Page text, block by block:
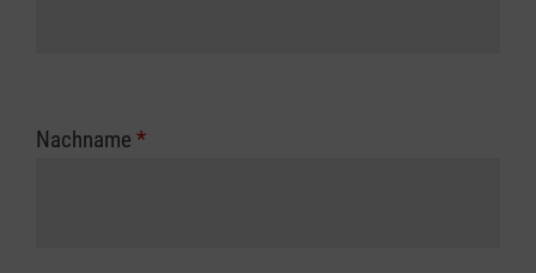
Nachname *